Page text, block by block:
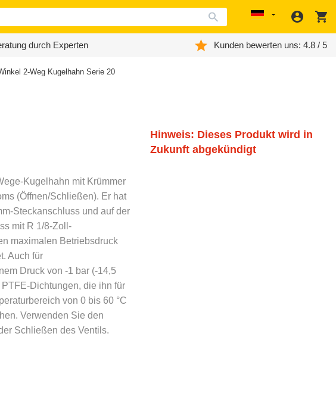
Localization
durch Experten Kunden bewerten uns: 4.8 / 5
2-Weg Kugelhahn Serie 20
Kugelhahn mit Krümmer
(Öffnen/Schließen). Er hat
Steckanschluss und auf der
mit R 1/8-Zoll-
maximalen Betriebsdruck
Auch für
Druck von -1 bar (-14,5
Dichtungen, die ihn für
von 0 bis 60 °C
Verwenden Sie den
Schließen des Ventils.
Hinweis: Dieses Produkt wird in
Zukunft abgekündigt